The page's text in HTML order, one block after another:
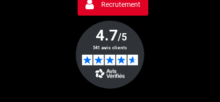
Recrutement